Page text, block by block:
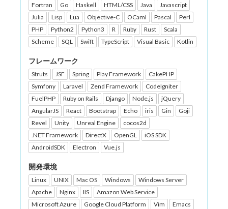
Fortran
Go Haskell HTML/CSS Java
Javascript
Julia
Lisp Lua Objective-C OCaml Pascal
Perl
PHP
Python2 Python3 R Ruby Rust
Scala
Scheme
SQL Swift TypeScript Visual Basic Kotlin
フレームワーク
Struts JSF Spring Play Framework
CakePHP
Symfony
Laravel Zend Framework
CodeIgniter
FuelPHP
Ruby on Rails Django Node.js
jQuery
AngularJS
React Bootstrap Echo iris Gin
Goji
Revel
Unity Unreal Engine
cocos2d
.NET Framework
DirectX OpenGL
iOS SDK
AndroidSDK
Electron Vue.js
開発環境
Linux UNIX Mac OS Windows
Windows Server
Apache
Nginx IIS
Amazon Web Service
Microsoft Azure
Google Cloud Platform Vim
Emacs